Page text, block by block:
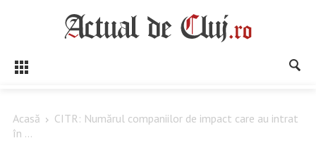
Acasă
CITR: Numărul companiilor de impact care au intrat
în ...